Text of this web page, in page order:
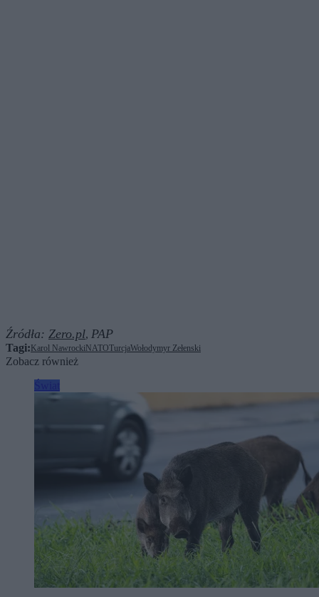
Źródła: Zero.pl, PAP
Tagi:Karol NawrockiNATOTurcjaWołodymyr Zełenski
Zobacz również